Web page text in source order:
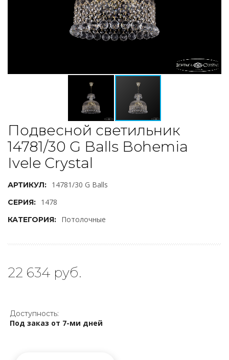
Подвесной светильник
14781/30 G Balls Bohemia
Ivele Crystal
АРТИКУЛ: 14781/30 G Balls
СЕРИЯ: 1478
КАТЕГОРИЯ: Потолочные
22 634 руб.
Доступность:
Под заказ от 7-ми дней